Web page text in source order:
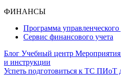
ФИНАНСЫ
Программа управленческого
Сервис финансового учета
Блог Учебный центр Мероприятия
и инструкции
Успеть подготовиться к ТС ПИоТ